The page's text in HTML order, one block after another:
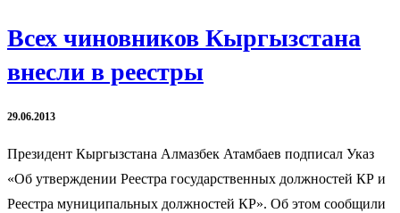
Всех чиновников Кыргызстана
внесли в реестры
29.06.2013
Президент Кыргызстана Алмазбек Атамбаев подписал Указ
«Об утверждении Реестра государственных должностей КР и
Реестра муниципальных должностей КР». Об этом сообщили